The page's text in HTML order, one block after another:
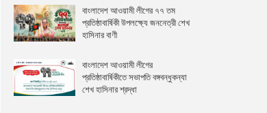
বাংলাদেশ আওয়ামী লীগের ৭৭ তম
প্রতিষ্ঠাবার্ষিকী উপলক্ষ্যে জননেত্রী শেখ
হাসিনার বাণী
বাংলাদেশ আওয়ামী লীগের
প্রতিষ্ঠাবার্ষিকীতে সভাপতি বঙ্গবন্ধুকন্যা
শেখ হাসিনার শ্রদ্ধা